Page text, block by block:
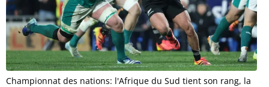
Championnat des nations: l'Afrique du Sud tient son rang, la